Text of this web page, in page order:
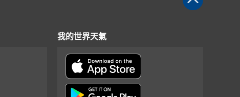
我的世界天氣